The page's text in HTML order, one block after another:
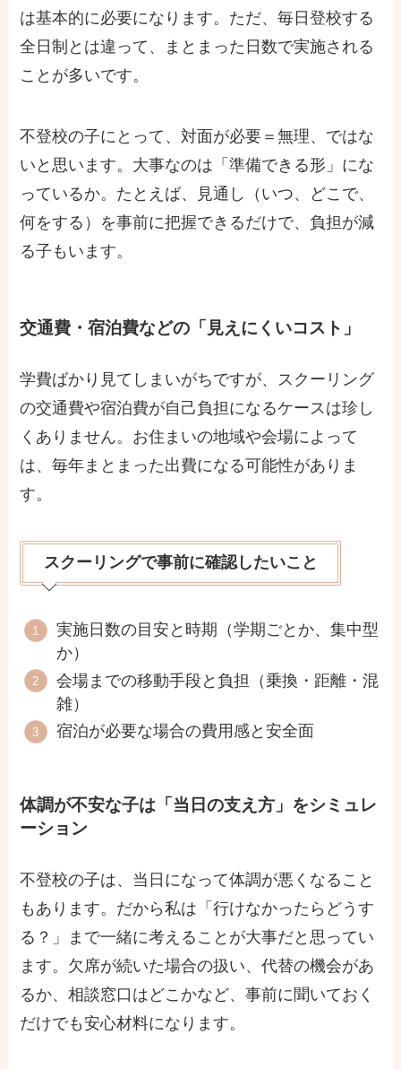
は基本的に必要になります。ただ、毎日登校する
全日制とは違って、まとまった日数で実施される
ことが多いです。
不登校の子にとって、対面が必要＝無理、ではな
いと思います。大事なのは「準備できる形」にな
っているか。たとえば、見通し（いつ、どこで、
何をする）を事前に把握できるだけで、負担が減
る子もいます。
交通費・宿泊費などの「見えにくいコスト」
学費ばかり見てしまいがちですが、スクーリング
の交通費や宿泊費が自己負担になるケースは珍し
くありません。お住まいの地域や会場によって
は、毎年まとまった出費になる可能性がありま
す。
スクーリングで事前に確認したいこと
実施日数の目安と時期（学期ごとか、集中型
か）
会場までの移動手段と負担（乗換・距離・混
雑）
宿泊が必要な場合の費用感と安全面
体調が不安な子は「当日の支え方」をシミュレ
ーション
不登校の子は、当日になって体調が悪くなること
もあります。だから私は「行けなかったらどうす
る？」まで一緒に考えることが大事だと思ってい
ます。欠席が続いた場合の扱い、代替の機会があ
るか、相談窓口はどこかなど、事前に聞いておく
だけでも安心材料になります。